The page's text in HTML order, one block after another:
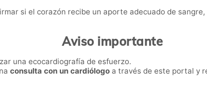
si el corazón recibe un aporte adecuado de
Aviso importante
una ecocardiografía de esfuerzo.
consulta con un cardiólogo a través de este portal y